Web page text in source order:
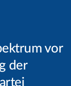
vor
der